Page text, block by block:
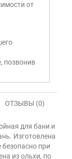
от
позвонив
ОТЗЫВЫ (0)
для бани и
Изготовлена
безопасно при
из ольхи, по